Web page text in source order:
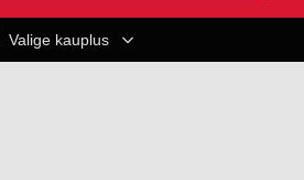
Valige kauplus